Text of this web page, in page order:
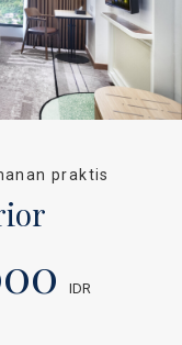
praktis
IDR